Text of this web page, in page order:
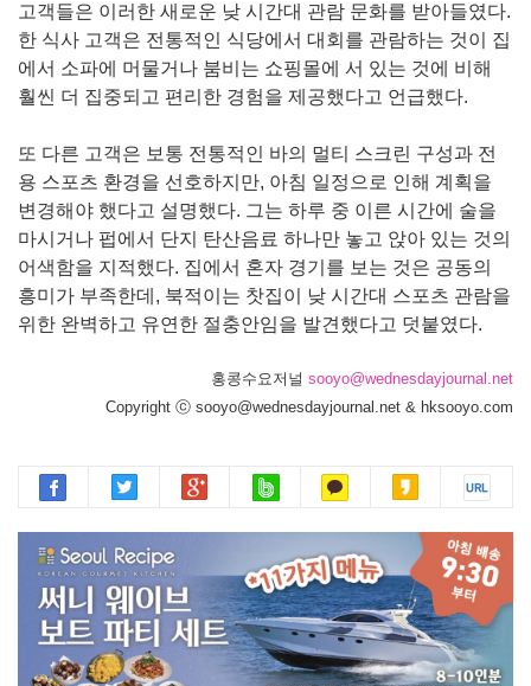
고객들은 이러한 새로운 낮 시간대 관람 문화를 받아들였다.
한 식사 고객은 전통적인 식당에서 대회를 관람하는 것이 집
에서 소파에 머물거나 붐비는 쇼핑몰에 서 있는 것에 비해
훨씬 더 집중되고 편리한 경험을 제공했다고 언급했다.
또 다른 고객은 보통 전통적인 바의 멀티 스크린 구성과 전
용 스포츠 환경을 선호하지만, 아침 일정으로 인해 계획을
변경해야 했다고 설명했다. 그는 하루 중 이른 시간에 술을
마시거나 펍에서 단지 탄산음료 하나만 놓고 앉아 있는 것의
어색함을 지적했다. 집에서 혼자 경기를 보는 것은 공동의
흥미가 부족한데, 북적이는 찻집이 낮 시간대 스포츠 관람을
위한 완벽하고 유연한 절충안임을 발견했다고 덧붙였다.
홍콩수요저널 sooyo@wednesdayjournal.net
Copyright ⓒ sooyo@wednesdayjournal.net & hksooyo.com